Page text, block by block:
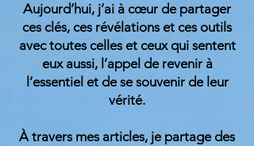
Aujourd’hui, j’ai à cœur de partager
ces clés, ces révélations et ces outils
avec toutes celles et ceux qui sentent
eux aussi, l’appel de revenir à
l’essentiel et de se souvenir de leur
vérité.
À travers mes articles, je partage des